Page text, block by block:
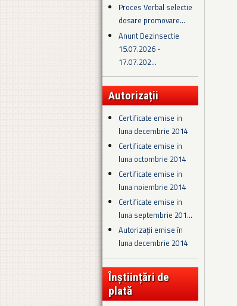
Proces Verbal selectie
dosare promovare...
Anunt Dezinsectie
15.07.2026 -
17.07.202...
Autorizații
Certificate emise in
luna decembrie 2014
Certificate emise in
luna octombrie 2014
Certificate emise in
luna noiembrie 2014
Certificate emise in
luna septembrie 201...
Autorizații emise în
luna decembrie 2014
Înștiințări de
plată